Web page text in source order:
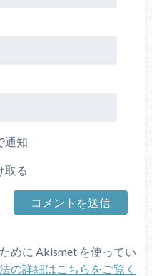
通知
取る
めに Akismet を使ってい
の詳細はこちらをご覧く